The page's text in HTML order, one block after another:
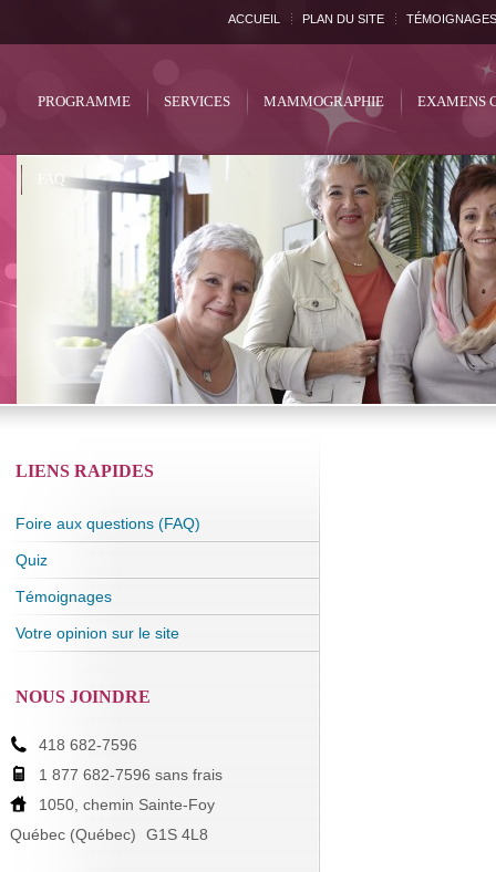
ACCUEIL PLAN DU SITE TÉMOIGNAGES
PROGRAMME SERVICES MAMMOGRAPHIE EXAMENS
FAQ
LIENS RAPIDES
Foire aux questions (FAQ)
Quiz
Témoignages
Votre opinion sur le site
NOUS JOINDRE
418 682-7596
1 877 682-7596 sans frais
1050, chemin Sainte-Foy
Québec (Québec)
G1S 4L8